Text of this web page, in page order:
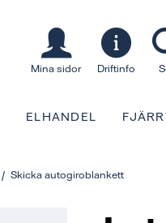
Mina sidor Driftinfo
ELHANDEL
Skicka autogiroblankett